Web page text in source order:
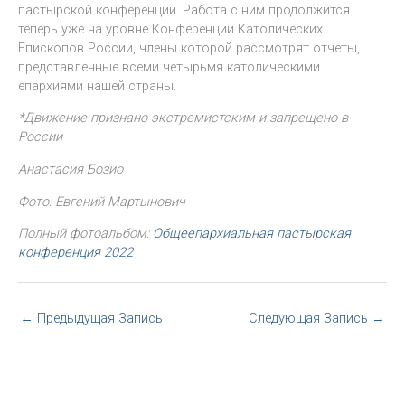
пастырской конференции. Работа с ним продолжится
теперь уже на уровне Конференции Католических
Епископов России, члены которой рассмотрят отчеты,
представленные всеми четырьмя католическими
епархиями нашей страны.
*Движение признано экстремистским и запрещено в
России
Анастасия Бозио
Фото: Евгений Мартынович
Полный фотоальбом: Общеепархиальная пастырская
конференция 2022
← Предыдущая Запись Следующая Запись →